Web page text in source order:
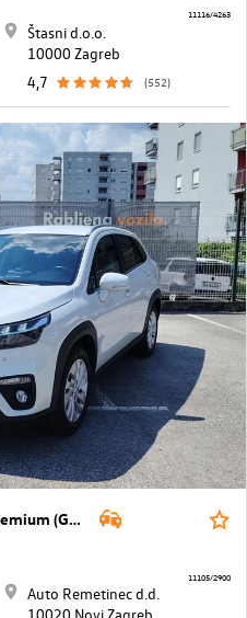
Štasni d.o.o.
10000 Zagreb
4,7
(552)
11116/4263
Suzuki S-Cross 1,4 Hybrid 48V Premium (GL+)
Auto Remetinec d.d.
11105/2900